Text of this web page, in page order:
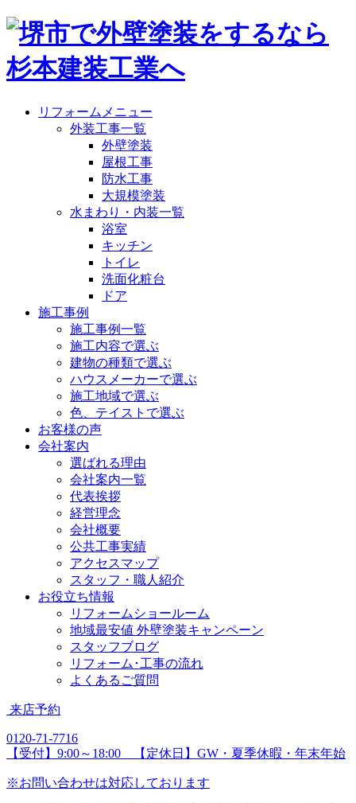
リフォームメニュー
外装工事一覧
外壁塗装
屋根工事
防水工事
大規模塗装
水まわり・内装一覧
浴室
キッチン
トイレ
洗面化粧台
ドア
施工事例
施工事例一覧
施工内容で選ぶ
建物の種類で選ぶ
ハウスメーカーで選ぶ
施工地域で選ぶ
色、テイストで選ぶ
お客様の声
会社案内
選ばれる理由
会社案内一覧
代表挨拶
経営理念
会社概要
公共工事実績
アクセスマップ
スタッフ・職人紹介
お役立ち情報
リフォームショールーム
地域最安値 外壁塗装キャンペーン
スタッフブログ
リフォーム･工事の流れ
よくあるご質問
来店予約
0120-71-7716
【受付】9:00～18:00 【定休日】GW・夏季休暇・年末年始
※お問い合わせは対応しております